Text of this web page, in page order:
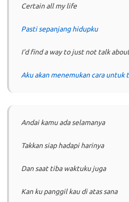
Certain all my life
Pasti sepanjang hidupku
I’d find a way to just not talk
Aku akan menemukan cara untuk
Andai kamu ada selamanya
Takkan siap hadapi harinya
Dan saat tiba waktuku juga
Kan ku panggil kau di atas sana